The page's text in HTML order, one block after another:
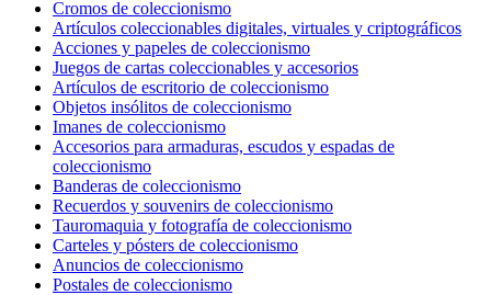
Cromos de coleccionismo
Artículos coleccionables digitales, virtuales y criptográficos
Acciones y papeles de coleccionismo
Juegos de cartas coleccionables y accesorios
Artículos de escritorio de coleccionismo
Objetos insólitos de coleccionismo
Imanes de coleccionismo
Accesorios para armaduras, escudos y espadas de
coleccionismo
Banderas de coleccionismo
Recuerdos y souvenirs de coleccionismo
Tauromaquia y fotografía de coleccionismo
Carteles y pósters de coleccionismo
Anuncios de coleccionismo
Postales de coleccionismo